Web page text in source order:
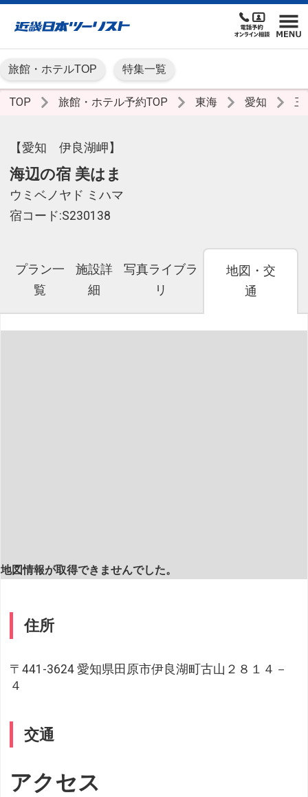
旅館・ホテルTOP 特集一覧
TOP 旅館・ホテル予約TOP 東海 愛知 三
【愛知 伊良湖岬】
海辺の宿 美はま
ウミベノヤド ミハマ
宿コード:S230138
プラン一
覧
施設詳
細
写真ライブラ
リ
地図・交
通
地図情報が取得できませんでした。
住所
〒441-3624 愛知県田原市伊良湖町古山２８１４－
４
交通
アクセス